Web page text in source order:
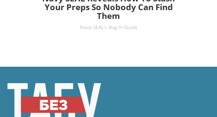
Your Preps So Nobody Can Find
Them
Navy SEAL's Bug In Guide